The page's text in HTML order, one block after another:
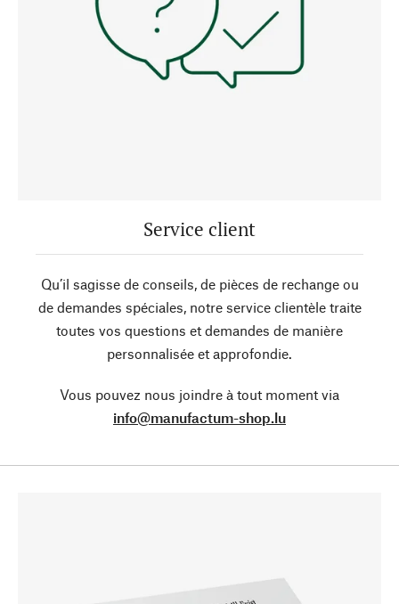
Service client
Qu’il sagisse de conseils, de pièces de rechange ou
de demandes spéciales, notre service clientèle traite
toutes vos questions et demandes de manière
personnalisée et approfondie.
Vous pouvez nous joindre à tout moment via
info@manufactum-shop.lu